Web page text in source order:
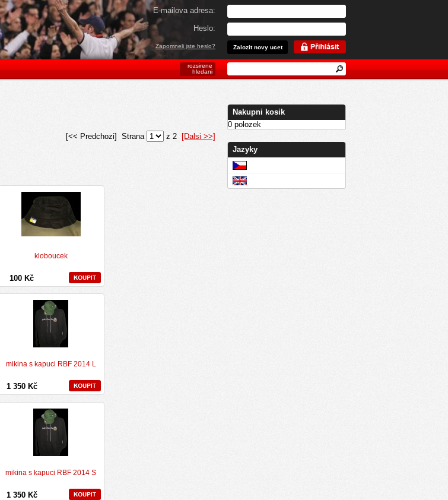
[<< Predchozi] Strana z 2 [Dalsi >>]
kloboucek
100 Kč
mikina s kapuci RBF 2014 L
1 350 Kč
mikina s kapuci RBF 2014 S
1 350 Kč
rozsirene
hledani
E-mailova adresa:
Heslo:
Zapomneli jste heslo? Zalozit novy ucet
Nakupni kosik
0 polozek
Jazyky